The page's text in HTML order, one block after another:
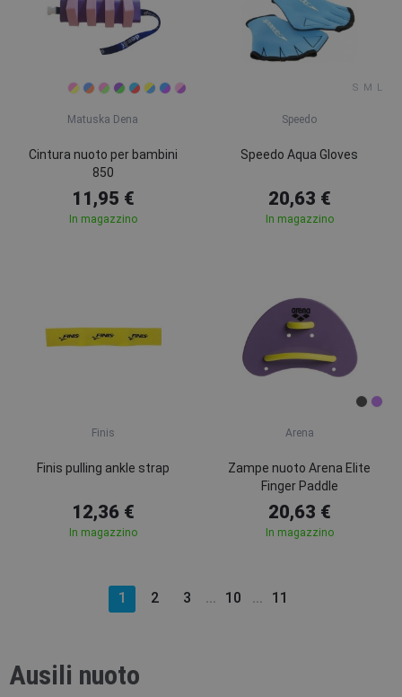
Matuska Dena
Cintura nuoto per bambini
850
11,95 €
In magazzino
S M L
Speedo
Speedo Aqua Gloves
20,63 €
In magazzino
Finis
Finis pulling ankle strap
12,36 €
In magazzino
Arena
Zampe nuoto Arena Elite
Finger Paddle
20,63 €
In magazzino
1 2 3 … 10 … 11
Ausili nuoto